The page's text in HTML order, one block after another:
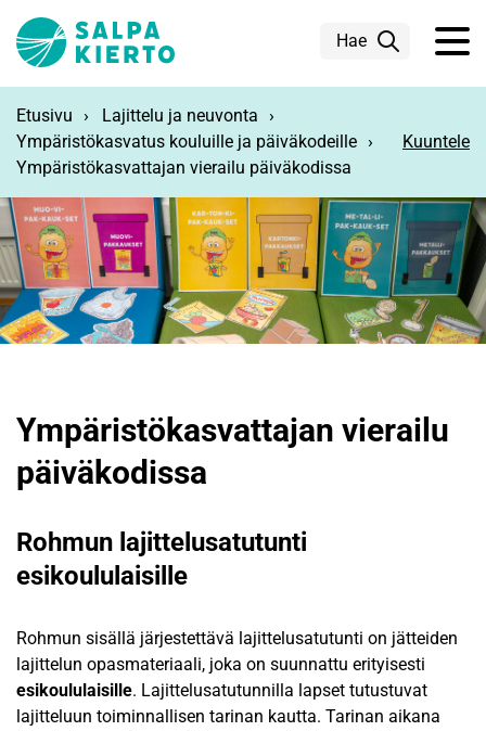
Hae
Etusivu
Lajittelu ja neuvonta
Ympäristökasvatus kouluille ja päiväkodeille
Ympäristökasvattajan vierailu päiväkodissa
Kuuntele
Ympäristökasvattajan vierailu
päiväkodissa
Rohmun lajittelusatutunti
esikoululaisille
Rohmun sisällä järjestettävä lajittelusatutunti on jätteiden
lajittelun opasmateriaali, joka on suunnattu erityisesti
esikoululaisille. Lajittelusatutunnilla lapset tutustuvat
lajitteluun toiminnallisen tarinan kautta. Tarinan aikana